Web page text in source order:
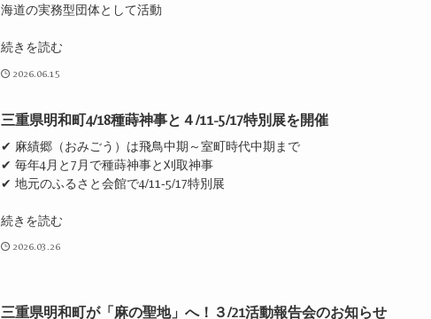
海道の実務型団体として活動
続きを読む
2026.06.15
三重県明和町4/18種蒔神事と４/11-5/17特別展を開催
✔ 麻績郷（おみごう）は飛鳥中期～室町時代中期まで
✔ 毎年4月と7月で種蒔神事と刈取神事
✔ 地元のふるさと会館で4/11-5/17特別展
続きを読む
2026.03.26
三重県明和町が「麻の聖地」へ！３/21活動報告会のお知らせ